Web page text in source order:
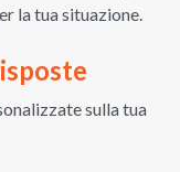
la tua situazione.
sulla tua